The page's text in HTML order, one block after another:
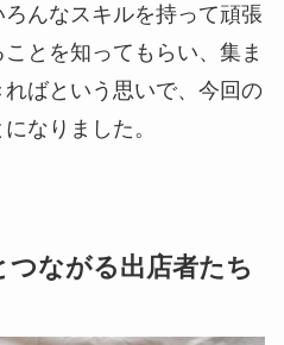
んなスキルを持って頑張
とを知ってもらい、集ま
ばという思いで、今回の
なりました。
ながる出店者たち